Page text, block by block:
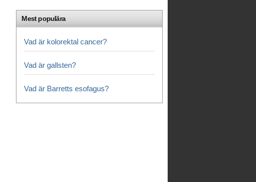
Mest populära
Vad är kolorektal cancer?
Vad är gallsten?
Vad är Barretts esofagus?